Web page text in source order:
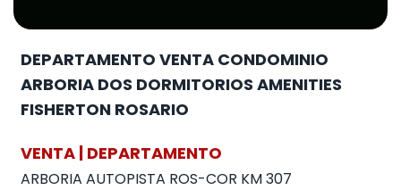
DEPARTAMENTO VENTA CONDOMINIO
ARBORIA DOS DORMITORIOS AMENITIES
FISHERTON ROSARIO
VENTA | DEPARTAMENTO
ARBORIA AUTOPISTA ROS-COR KM 307